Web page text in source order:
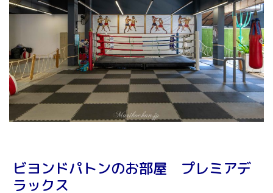
ビヨンドパトンのお部屋 プレミアデ
ラックス